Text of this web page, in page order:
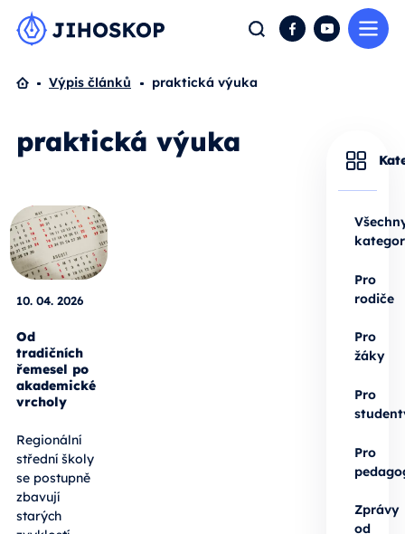
Hledat FacebookYouTube
Domů
Výpis článků praktická výuka
praktická výuka
10. 04. 2026
Od
tradičních
řemesel po
akademické
vrcholy
Regionální
střední školy
se postupně
zbavují
starých
Pro
rodiče
Pro
žáky
Pro
Pro
Zprávy
od